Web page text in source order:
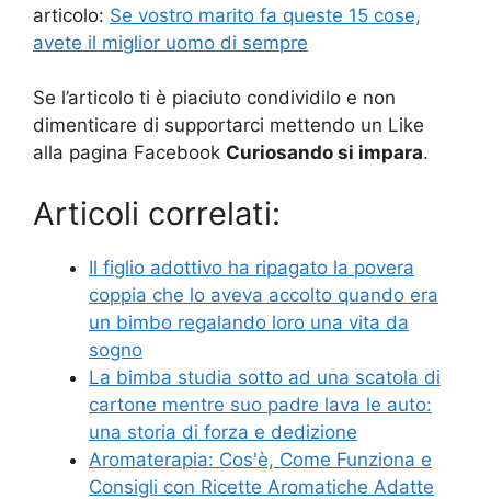
articolo: Se vostro marito fa queste 15 cose,
avete il miglior uomo di sempre
Se l’articolo ti è piaciuto condividilo e non
dimenticare di supportarci mettendo un Like
alla pagina Facebook Curiosando si impara.
Articoli correlati:
Il figlio adottivo ha ripagato la povera
coppia che lo aveva accolto quando era
un bimbo regalando loro una vita da
sogno
La bimba studia sotto ad una scatola di
cartone mentre suo padre lava le auto:
una storia di forza e dedizione
Aromaterapia: Cos'è, Come Funziona e
Consigli con Ricette Aromatiche Adatte